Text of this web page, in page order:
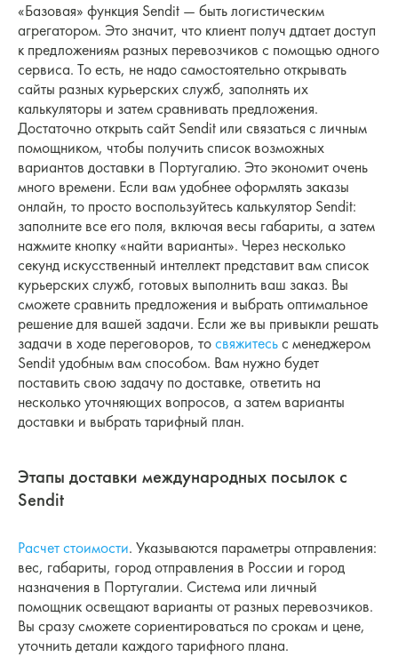
«Базовая» функция Sendit — быть логистическим
агрегатором. Это значит, что клиент получ ддтает доступ
к предложениям разных перевозчиков с помощью одного
сервиса. То есть, не надо самостоятельно открывать
сайты разных курьерских служб, заполнять их
калькуляторы и затем сравнивать предложения.
Достаточно открыть сайт Sendit или связаться с личным
помощником, чтобы получить список возможных
вариантов доставки в Португалию. Это экономит очень
много времени. Если вам удобнее оформлять заказы
онлайн, то просто воспользуйтесь калькулятор Sendit:
заполните все его поля, включая весы габариты, а затем
нажмите кнопку «найти варианты». Через несколько
секунд искусственный интеллект представит вам список
курьерских служб, готовых выполнить ваш заказ. Вы
сможете сравнить предложения и выбрать оптимальное
решение для вашей задачи. Если же вы привыкли решать
задачи в ходе переговоров, тосвяжитесьс менеджером
Sendit удобным вам способом. Вам нужно будет
поставить свою задачу по доставке, ответить на
несколько уточняющих вопросов, а затем варианты
доставки и выбрать тарифный план.
Этапы доставки международных посылок с
Sendit
Расчет стоимости. Указываются параметры отправления:
вес, габариты, город отправления в России и город
назначения в Португалии. Система или личный
помощник освещают варианты от разных перевозчиков.
Вы сразу сможете сориентироваться по срокам и цене,
уточнить детали каждого тарифного плана.